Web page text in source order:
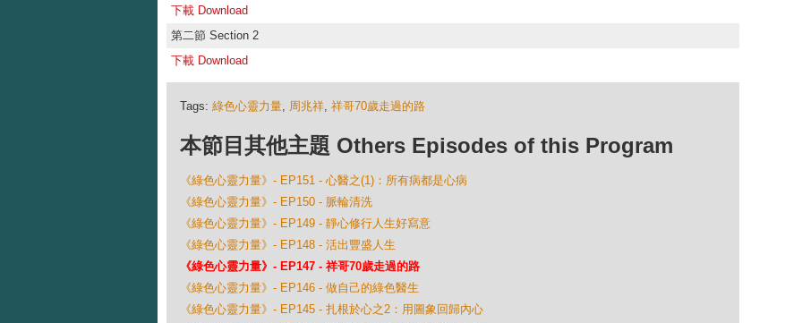
下載 Download
第二節 Section 2
下載 Download
Tags: 綠色心靈力量, 周兆祥, 祥哥70歲走過的路
本節目其他主題 Others Episodes of this Program
《綠色心靈力量》- EP151 - 心醫之(1)：所有病都是心病
《綠色心靈力量》- EP150 - 脈輪清洗
《綠色心靈力量》- EP149 - 靜心修行人生好寫意
《綠色心靈力量》- EP148 - 活出豐盛人生
《綠色心靈力量》- EP147 - 祥哥70歲走過的路
《綠色心靈力量》- EP146 - 做自己的綠色醫生
《綠色心靈力量》- EP145 - 扎根於心之2：用圖象回歸內心